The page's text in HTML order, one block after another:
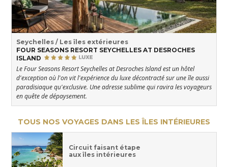
Seychelles / Les îles extérieures
FOUR SEASONS RESORT SEYCHELLES AT DESROCHES
ISLAND
Le Four Seasons Resort Seychelles at Desroches Island est un hôtel
d'exception où l'on vit l'expérience du luxe décontracté sur une île aussi
paradisiaque qu'exclusive. Une adresse sublime qui ravira les voyageurs
en quête de dépaysement.
TOUS NOS VOYAGES DANS LES ÎLES INTÉRIEURES
Circuit faisant étape
aux îles intérieures